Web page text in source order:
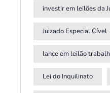
investir em leilões da
Juizado Especial Cível
lance em leilão
Lei do Inquilinato